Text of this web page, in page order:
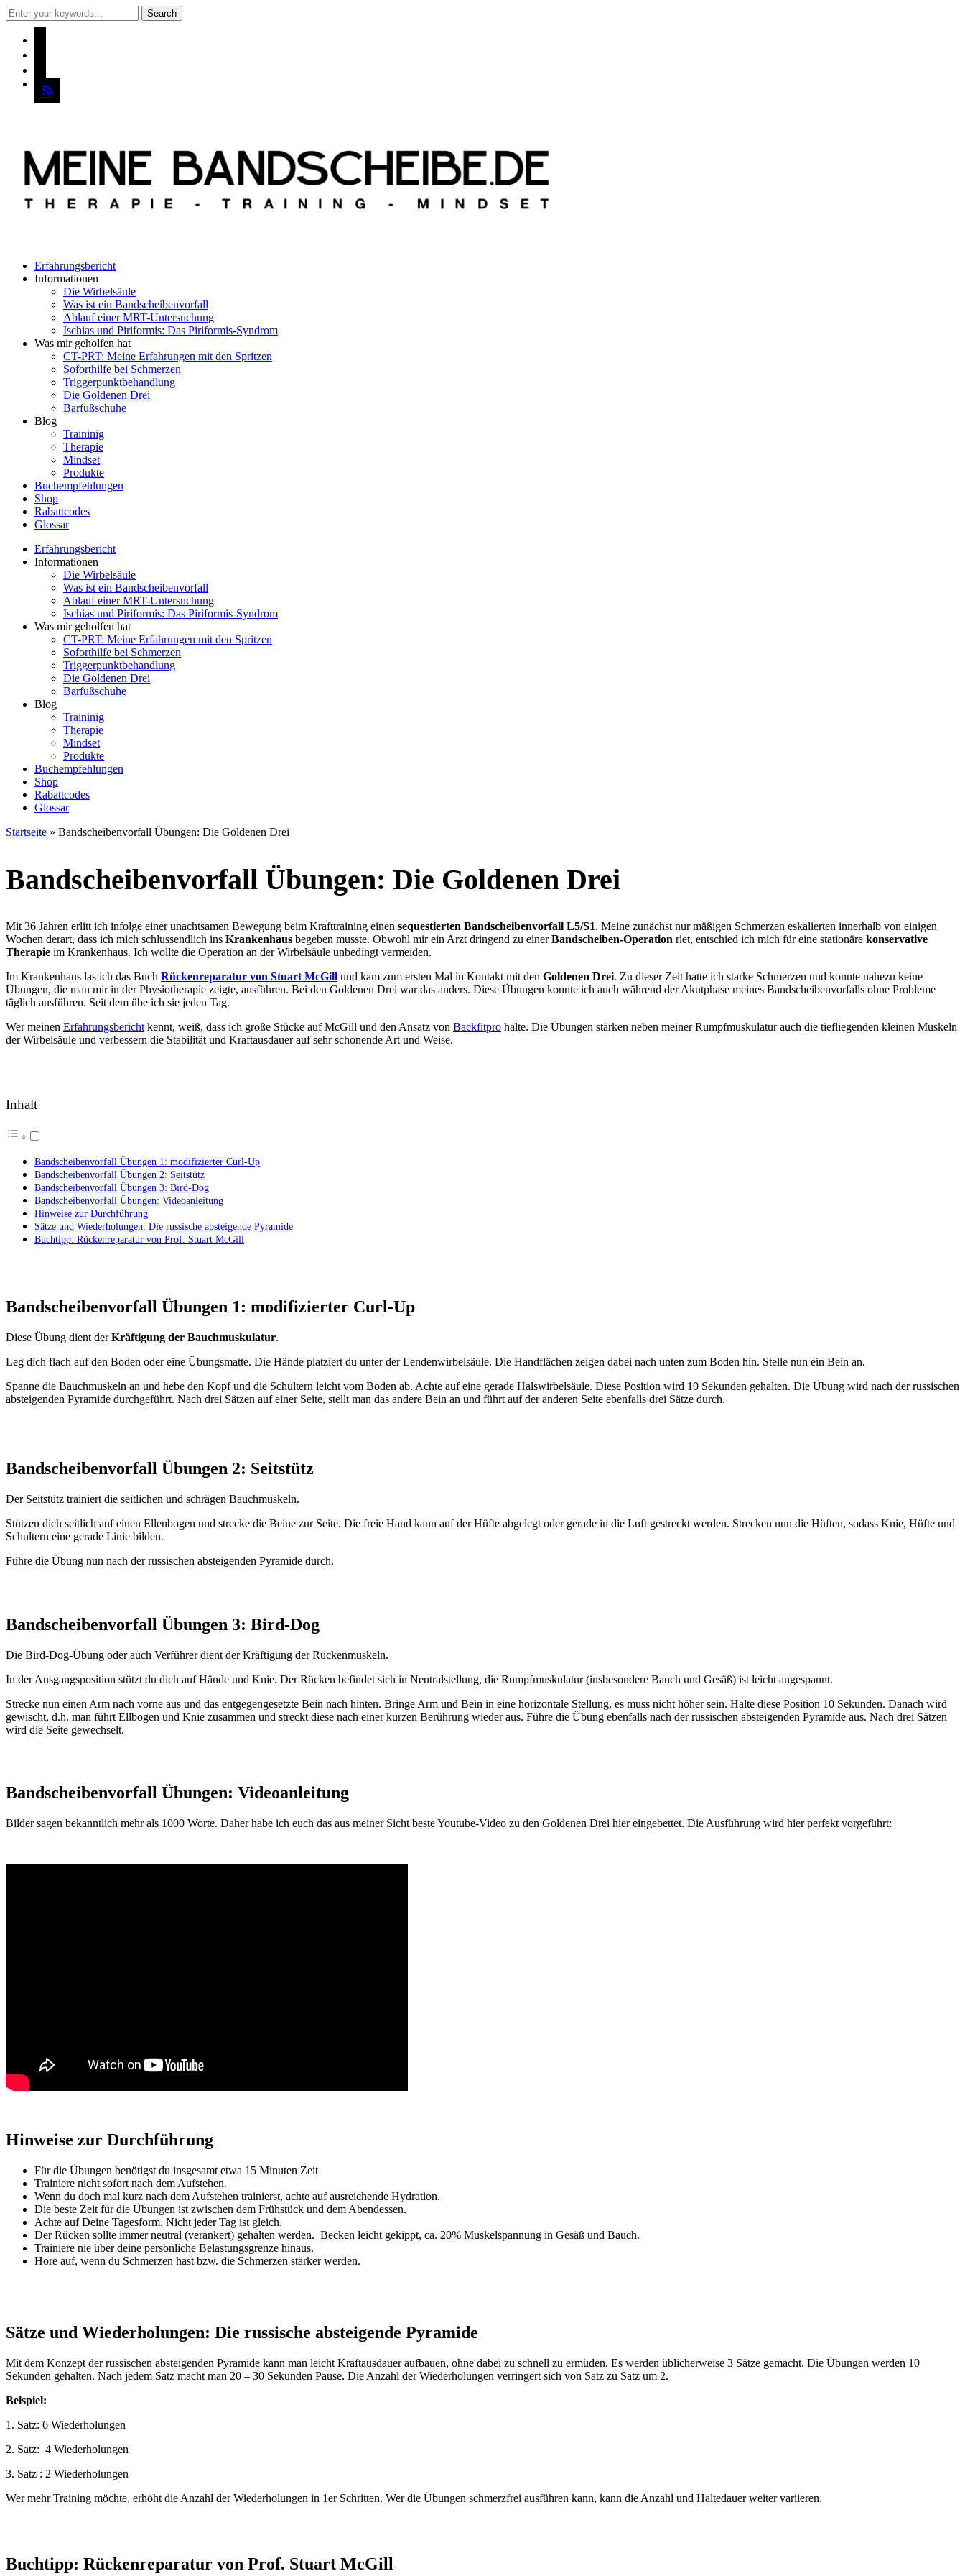
rss
Erfahrungsbericht
Informationen
Die Wirbelsäule
Was ist ein Bandscheibenvorfall
Ablauf einer MRT-Untersuchung
Ischias und Piriformis: Das Piriformis-Syndrom
Was mir geholfen hat
CT-PRT: Meine Erfahrungen mit den Spritzen
Soforthilfe bei Schmerzen
Triggerpunktbehandlung
Die Goldenen Drei
Barfußschuhe
Blog
Traininig
Therapie
Mindset
Produkte
Buchempfehlungen
Shop
Rabattcodes
Glossar
Erfahrungsbericht
Informationen
Die Wirbelsäule
Was ist ein Bandscheibenvorfall
Ablauf einer MRT-Untersuchung
Ischias und Piriformis: Das Piriformis-Syndrom
Was mir geholfen hat
CT-PRT: Meine Erfahrungen mit den Spritzen
Soforthilfe bei Schmerzen
Triggerpunktbehandlung
Die Goldenen Drei
Barfußschuhe
Blog
Traininig
Therapie
Mindset
Produkte
Buchempfehlungen
Shop
Rabattcodes
Glossar
Startseite » Bandscheibenvorfall Übungen: Die Goldenen Drei
Bandscheibenvorfall Übungen: Die Goldenen Drei
Mit 36 Jahren erlitt ich infolge einer unachtsamen Bewegung beim Krafttraining einen sequestierten Bandscheibenvorfall L5/S1. Meine zunächst nur mäßigen Schmerzen eskalierten innerhalb von einigen
Wochen derart, dass ich mich schlussendlich ins Krankenhaus begeben musste. Obwohl mir ein Arzt dringend zu einerBandscheiben-Operation riet, entschied ich mich für eine stationäre konservative
Therapie im Krankenhaus. Ich wollte die Operation an der Wirbelsäule unbedingt vermeiden.
Im Krankenhaus las ich das Buch Rückenreparatur von Stuart McGill und kam zum ersten Mal in Kontakt mit den Goldenen Drei. Zu dieser Zeit hatte ich starke Schmerzen und konnte nahezu keine
Übungen, die man mir in der Physiotherapie zeigte, ausführen. Bei den Goldenen Drei war das anders. Diese Übungen konnte ich auch während der Akutphase meines Bandscheibenvorfalls ohne Probleme
täglich ausführen. Seit dem übe ich sie jeden Tag.
Wer meinen Erfahrungsbericht kennt, weiß, dass ich große Stücke auf McGill und den Ansatz von Backfitpro halte. Die Übungen stärken neben meiner Rumpfmuskulatur auch die tiefliegenden kleinen Muskeln
der Wirbelsäule und verbessern die Stabilität und Kraftausdauer auf sehr schonende Art und Weise.
Inhalt
Bandscheibenvorfall Übungen 1: modifizierter Curl-Up
Bandscheibenvorfall Übungen 2: Seitstütz
Bandscheibenvorfall Übungen 3: Bird-Dog
Bandscheibenvorfall Übungen: Videoanleitung
Hinweise zur Durchführung
Sätze und Wiederholungen: Die russische absteigende Pyramide
Buchtipp: Rückenreparatur von Prof. Stuart McGill
Bandscheibenvorfall Übungen 1: modifizierter Curl-Up
Diese Übung dient derKräftigung der Bauchmuskulatur.
Leg dich flach auf den Boden oder eine Übungsmatte. Die Hände platziert du unter der Lendenwirbelsäule. Die Handflächen zeigen dabei nach unten zum Boden hin. Stelle nun ein Bein an.
Spanne die Bauchmuskeln an und hebe den Kopf und die Schultern leicht vom Boden ab. Achte auf eine gerade Halswirbelsäule. Diese Position wird 10 Sekunden gehalten. Die Übung wird nach der russischen
absteigenden Pyramide durchgeführt. Nach drei Sätzen auf einer Seite, stellt man das andere Bein an und führt auf der anderen Seite ebenfalls drei Sätze durch.
Bandscheibenvorfall Übungen 2: Seitstütz
Der Seitstütz trainiert die seitlichen und schrägen Bauchmuskeln.
Stützen dich seitlich auf einen Ellenbogen und strecke die Beine zur Seite. Die freie Hand kann auf der Hüfte abgelegt oder gerade in die Luft gestreckt werden. Strecken nun die Hüften, sodass Knie, Hüfte und
Schultern eine gerade Linie bilden.
Führe die Übung nun nach der russischen absteigenden Pyramide durch.
Bandscheibenvorfall Übungen 3: Bird-Dog
Die Bird-Dog-Übung oder auch Verführer dient der Kräftigung der Rückenmuskeln.
In der Ausgangsposition stützt du dich auf Hände und Knie. Der Rücken befindet sich in Neutralstellung, die Rumpfmuskulatur (insbesondere Bauch und Gesäß) ist leicht angespannt.
Strecke nun einen Arm nach vorne aus und das entgegengesetzte Bein nach hinten. Bringe Arm und Bein in eine horizontale Stellung, es muss nicht höher sein. Halte diese Position 10 Sekunden. Danach wird
gewischt, d.h. man führt Ellbogen und Knie zusammen und streckt diese nach einer kurzen Berührung wieder aus. Führe die Übung ebenfalls nach der russischen absteigenden Pyramide aus. Nach drei Sätzen
wird die Seite gewechselt.
Bandscheibenvorfall Übungen: Videoanleitung
Bilder sagen bekanntlich mehr als 1000 Worte. Daher habe ich euch das aus meiner Sicht beste Youtube-Video zu den Goldenen Drei hier eingebettet. Die Ausführung wird hier perfekt vorgeführt:
Hinweise zur Durchführung
Für die Übungen benötigst du insgesamt etwa 15 Minuten Zeit
Trainiere nicht sofort nach dem Aufstehen.
Wenn du doch mal kurz nach dem Aufstehen trainierst, achte auf ausreichende Hydration.
Die beste Zeit für die Übungen ist zwischen dem Frühstück und dem Abendessen.
Achte auf Deine Tagesform. Nicht jeder Tag ist gleich.
Der Rücken sollte immer neutral (verankert) gehalten werden. Becken leicht gekippt, ca. 20% Muskelspannung in Gesäß und Bauch.
Trainiere nie über deine persönliche Belastungsgrenze hinaus.
Höre auf, wenn du Schmerzen hast bzw. die Schmerzen stärker werden.
Sätze und Wiederholungen: Die russische absteigende Pyramide
Mit dem Konzept der russischen absteigenden Pyramide kann man leicht Kraftausdauer aufbauen, ohne dabei zu schnell zu ermüden. Es werden üblicherweise 3 Sätze gemacht. Die Übungen werden 10
Sekunden gehalten. Nach jedem Satz macht man 20 – 30 Sekunden Pause. Die Anzahl der Wiederholungen verringert sich von Satz zu Satz um 2.
Beispiel:
1. Satz: 6 Wiederholungen
2. Satz: 4 Wiederholungen
3. Satz : 2 Wiederholungen
Wer mehr Training möchte, erhöht die Anzahl der Wiederholungen in 1er Schritten. Wer die Übungen schmerzfrei ausführen kann, kann die Anzahl und Haltedauer weiter variieren.
Buchtipp: Rückenreparatur von Prof. Stuart McGill